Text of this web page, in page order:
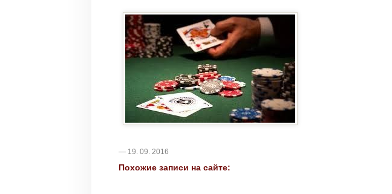
— 19. 09. 2016
Похожие записи на сайте: